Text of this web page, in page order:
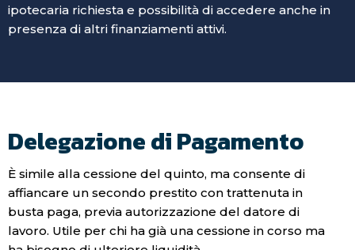
ipotecaria richiesta e possibilità di accedere anche in
presenza di altri finanziamenti attivi.
Delegazione di Pagamento
È simile alla cessione del quinto, ma consente di
affiancare un secondo prestito con trattenuta in
busta paga, previa autorizzazione del datore di
lavoro. Utile per chi ha già una cessione in corso ma